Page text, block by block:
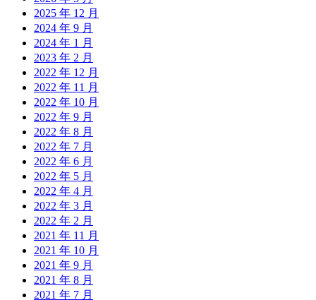
2025 年 12 月
2024 年 9 月
2024 年 1 月
2023 年 2 月
2022 年 12 月
2022 年 11 月
2022 年 10 月
2022 年 9 月
2022 年 8 月
2022 年 7 月
2022 年 6 月
2022 年 5 月
2022 年 4 月
2022 年 3 月
2022 年 2 月
2021 年 11 月
2021 年 10 月
2021 年 9 月
2021 年 8 月
2021 年 7 月